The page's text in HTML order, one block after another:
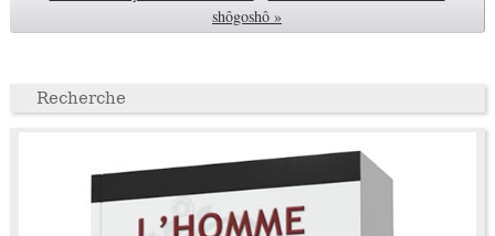
shôgoshô »
Recherche